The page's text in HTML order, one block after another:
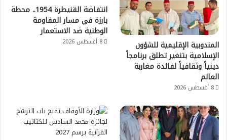
المندوبية الإقليمية للشؤون
الإسلامية بتنغير تطلق برنامجاً
دينياً وثقافياً لفائدة مغاربة
العالم
8 أغسطس 2026
انتفاضة القنيطرة 1954.. محطة
بارزة في مسار المقاومة
الوطنية ضد الاستعمار
8 أغسطس 2026